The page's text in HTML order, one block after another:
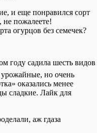
и еще понравился сорт
пожалеете!
огурцов без семечек?
году садила шесть видов
но очень
оказались менее
сладкие. Лайк для
аж гдаза